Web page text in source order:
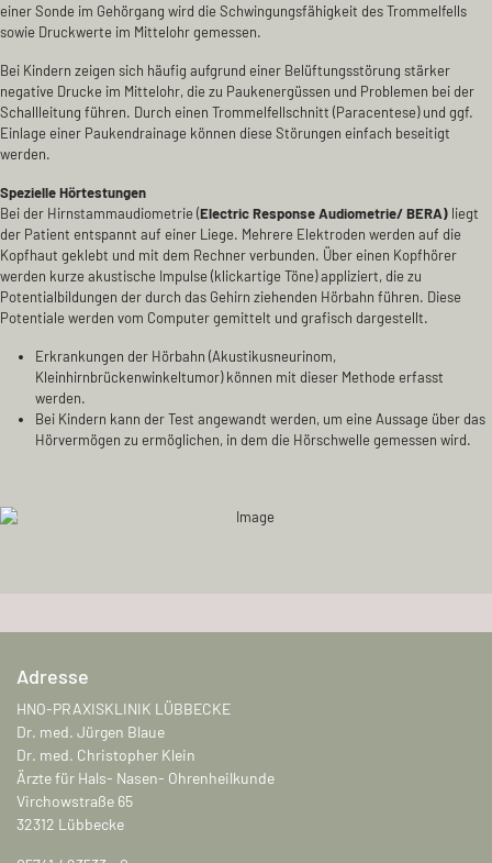
einer Sonde im Gehörgang wird die Schwingungsfähigkeit des Trommelfells
sowie Druckwerte im Mittelohr gemessen.
Bei Kindern zeigen sich häufig aufgrund einer Belüftungsstörung stärker
negative Drucke im Mittelohr, die zu Paukenergüssen und Problemen bei der
Schallleitung führen. Durch einen Trommelfellschnitt (Paracentese) und ggf.
Einlage einer Paukendrainage können diese Störungen einfach beseitigt
werden.
Spezielle Hörtestungen
Bei der Hirnstammaudiometrie (Electric Response Audiometrie/ BERA) liegt
der Patient entspannt auf einer Liege. Mehrere Elektroden werden auf die
Kopfhaut geklebt und mit dem Rechner verbunden. Über einen Kopfhörer
werden kurze akustische Impulse (klickartige Töne) appliziert, die zu
Potentialbildungen der durch das Gehirn ziehenden Hörbahn führen. Diese
Potentiale werden vom Computer gemittelt und grafisch dargestellt.
Erkrankungen der Hörbahn (Akustikusneurinom,
Kleinhirnbrückenwinkeltumor) können mit dieser Methode erfasst
werden.
Bei Kindern kann der Test angewandt werden, um eine Aussage über das
Hörvermögen zu ermöglichen, in dem die Hörschwelle gemessen wird.
Adresse
HNO-PRAXISKLINIK LÜBBECKE
Dr. med. Jürgen Blaue
Dr. med. Christopher Klein
Ärzte für Hals- Nasen- Ohrenheilkunde
Virchowstraße 65
32312 Lübbecke